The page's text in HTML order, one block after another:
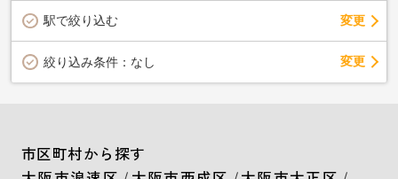
駅で絞り込む 変更
絞り込み条件： なし 変更
市区町村から探す